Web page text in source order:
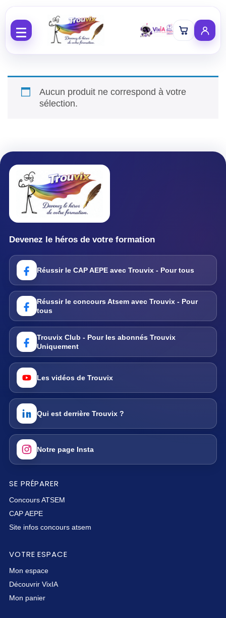
Aucun produit ne correspond à votre
sélection.
Devenez le héros de votre formation
Réussir le CAP AEPE avec Trouvix - Pour tous
Réussir le concours Atsem avec Trouvix - Pour
tous
Trouvix Club - Pour les abonnés Trouvix
Uniquement
Les vidéos de Trouvix
Qui est derrière Trouvix ?
Notre page Insta
SE PRÉPARER
Concours ATSEM
CAP AEPE
Site infos concours atsem
VOTRE ESPACE
Mon espace
Découvrir VixIA
Mon panier